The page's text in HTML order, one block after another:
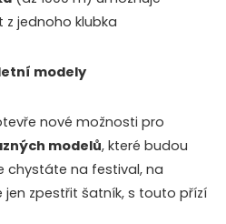
jednoho klubka
modely
nové možnosti pro
modelů, které budou
chystáte na festival, na
zpestřit šatník, s touto přízí